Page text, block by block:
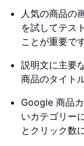
人気の商品の
を試してテス
ことが重要です
説明文に主要
商品のタイト
Google 商品
いカテゴリー
とクリック数